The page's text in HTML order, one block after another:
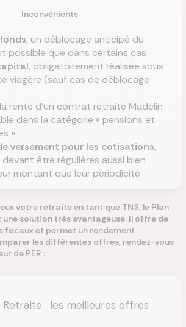
Inconvénients
, un déblocage anticipé du
possible que dans certains cas
, obligatoirement réalisée sous
viagère (sauf cas de déblocage
rente d’un contrat retraite Madelin
dans la catégorie « pensions et
»
versement pour les cotisations,
être régulières aussi bien
montant que leur périodicité
votre retraite en tant que TNS, le Plan
une solution très avantageuse. Il offre de
fiscaux et permet un rendement
les différentes offres, rendez-vous
de PER :
Retraite : les meilleures offres